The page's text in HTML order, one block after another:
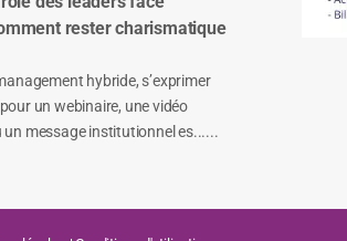
rester charismatique
hybride, s’exprimer
un webinaire, une vidéo
un message institutionnel es......